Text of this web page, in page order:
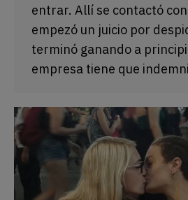
entrar. Allí se contactó
empezó un juicio por
terminó ganando a
empresa tiene que